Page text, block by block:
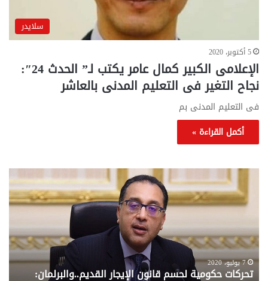
سلايدر
5 أكتوبر، 2020
الإعلامى الكبير كمال عامر يكتب لـ” الحدث 24″:
نجاح التغير فى التعليم المدنى بالعاشر
فى التعليم المدنى بم
أكمل القراءة »
تحركات
حكومية
لحسم
قانون
القديم..والبرلمان:
جاهزون
لإقراره
7 يوليو، 2020
تحركات حكومية لحسم قانون الإيجار القديم..والبرلمان:
..
من